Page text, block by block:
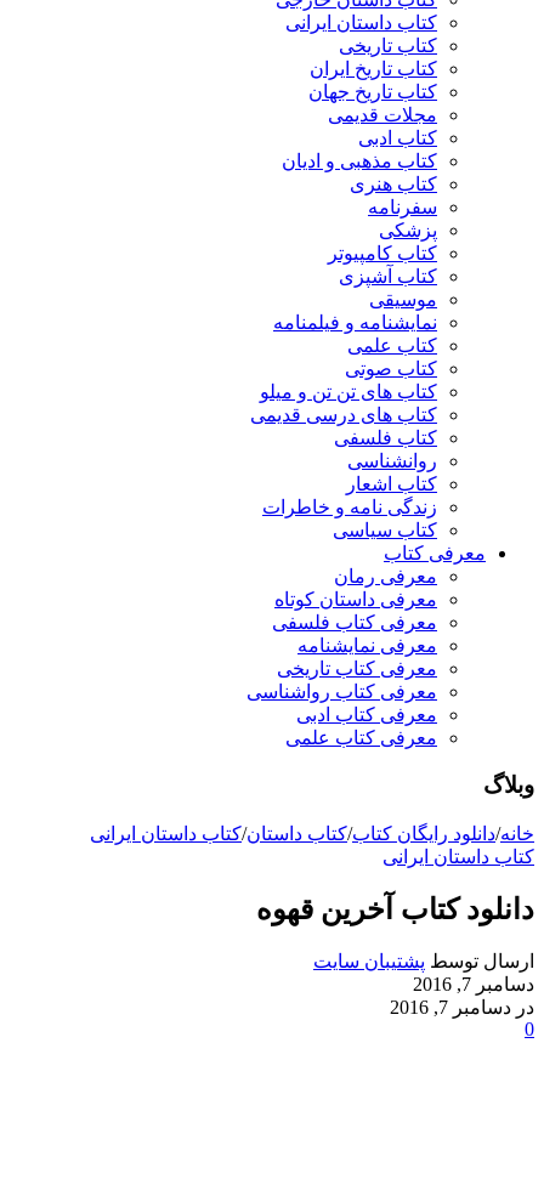
کتاب داستان ایرانی
کتاب تاریخی
کتاب تاریخ ایران
کتاب تاریخ جهان
مجلات قدیمی
کتاب ادبی
کتاب مذهبی و ادیان
کتاب هنری
سفرنامه
پزشکی
کتاب کامپیوتر
کتاب آشپزی
موسیقی
نمایشنامه و فیلمنامه
کتاب علمی
کتاب صوتی
کتاب های تن تن و میلو
کتاب های درسی قدیمی
کتاب فلسفی
روانشناسی
کتاب اشعار
زندگی نامه و خاطرات
کتاب سیاسی
معرفی کتاب
معرفی رمان
معرفی داستان کوتاه
معرفی کتاب فلسفی
معرفی نمایشنامه
معرفی کتاب تاریخی
معرفی کتاب رواشناسی
معرفی کتاب ادبی
معرفی کتاب علمی
وبلاگ
خانه/دانلود رایگان کتاب/کتاب داستان/کتاب داستان ایرانی
کتاب داستان ایرانی
دانلود کتاب آخرین قهوه
ارسال توسط پشتیبان سایت
دسامبر 7, 2016
در دسامبر 7, 2016
0